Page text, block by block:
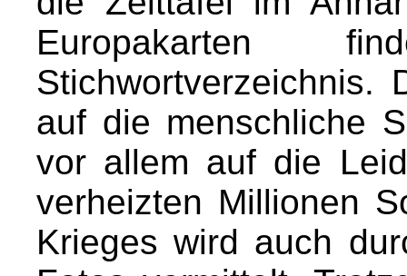
Europakarten
Stichwortverzeichnis.
auf die menschliche
vor allem auf die
verheizten Millionen
Krieges wird auch